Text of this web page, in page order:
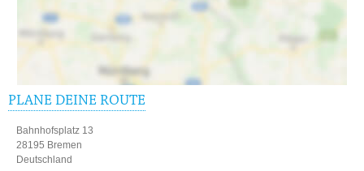
PLANE DEINE ROUTE
Bahnhofsplatz 13
28195 Bremen
Deutschland